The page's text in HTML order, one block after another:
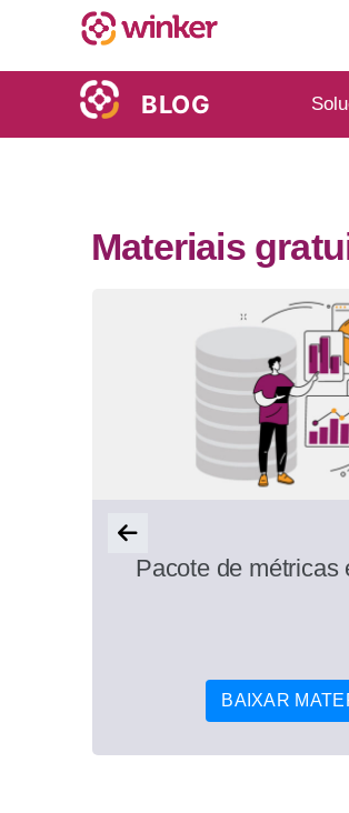
BLOG
Materiais
Pacote de métricas
BAIXAR